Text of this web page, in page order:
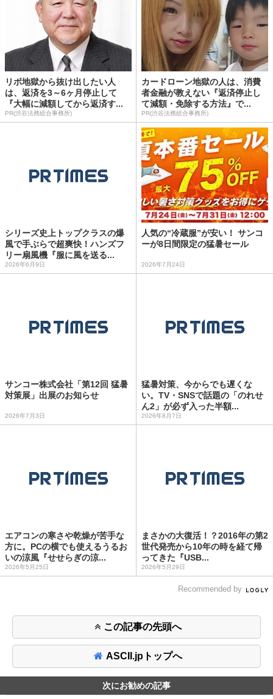
リボ地獄から抜け出したい人
は、返済を3～6ヶ月停止して
『大幅に減額してから返済す...
PR(渋谷法務総合事務所)
カードローン地獄の人は、消費
者金融が教えない『返済停止し
て減額・免除する方法』で...
PR(渋谷法務総合事務所)
シリーズ史上トップクラスの爆
風で手ぶらで超爽快！ハンズフ
リー扇風機『服に風を送る...
2026年6月9日
人気の“冷蔵服”が安い！ サンコ
ーが8日間限定の猛暑セール
2026年7月24日
サンコー株式会社「第12回 猛暑
対策展」出展のお知らせ
2026年7月3日
猛暑対策、今からでも遅くな
い。TV・SNSで話題の「のれせ
ん2」が必ず入った半額...
2026年8月7日
エアコンの寒さや乾燥が苦手な
方に。PCの横でも使えるうるお
いの涼風『せせらぎの涼...
2026年5月25日
まさかの大復活！？2016年の第2
世代発売から10年の時を経て帰
ってきた『USB...
2026年5月29日
Recommended by
この記事の先頭へ
ASCII.jpトップへ
次にお勧めの記事